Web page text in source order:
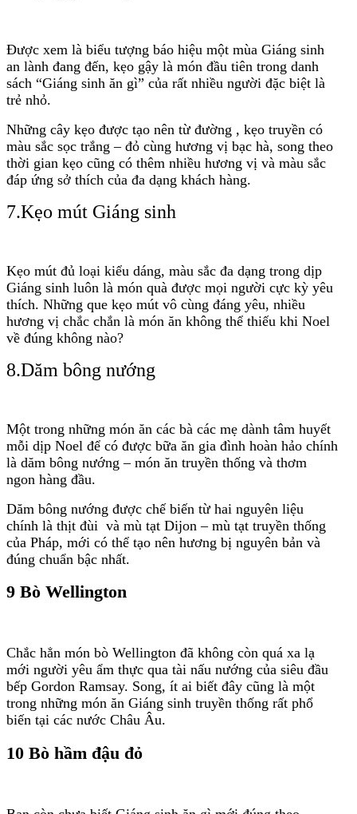
Được xem là biểu tượng báo hiệu một mùa Giáng sinh
an lành đang đến, kẹo gậy là món đầu tiên trong danh
sách “Giáng sinh ăn gì” của rất nhiều người đặc biệt là
trẻ nhỏ.
Những cây kẹo được tạo nên từ đường , kẹo truyền có
màu sắc sọc trắng – đỏ cùng hương vị bạc hà, song theo
thời gian kẹo cũng có thêm nhiều hương vị và màu sắc
đáp ứng sở thích của đa dạng khách hàng.
7.Kẹo mút Giáng sinh
Kẹo mút đủ loại kiểu dáng, màu sắc đa dạng trong dịp
Giáng sinh luôn là món quà được mọi người cực kỳ yêu
thích. Những que kẹo mút vô cùng đáng yêu, nhiều
hương vị chắc chắn là món ăn không thể thiếu khi Noel
về đúng không nào?
8.Dăm bông nướng
Một trong những món ăn các bà các mẹ dành tâm huyết
mỗi dịp Noel để có được bữa ăn gia đình hoàn hảo chính
là dăm bông nướng – món ăn truyền thống và thơm
ngon hàng đầu.
Dăm bông nướng được chế biến từ hai nguyên liệu
chính là thịt đùi và mù tạt Dijon – mù tạt truyền thống
của Pháp, mới có thể tạo nên hương bị nguyên bản và
đúng chuẩn bậc nhất.
9 Bò Wellington
Chắc hẳn món bò Wellington đã không còn quá xa lạ
mới người yêu ẩm thực qua tài nấu nướng của siêu đầu
bếp Gordon Ramsay. Song, ít ai biết đây cũng là một
trong những món ăn Giáng sinh truyền thống rất phổ
biến tại các nước Châu Âu.
10 Bò hầm đậu đỏ